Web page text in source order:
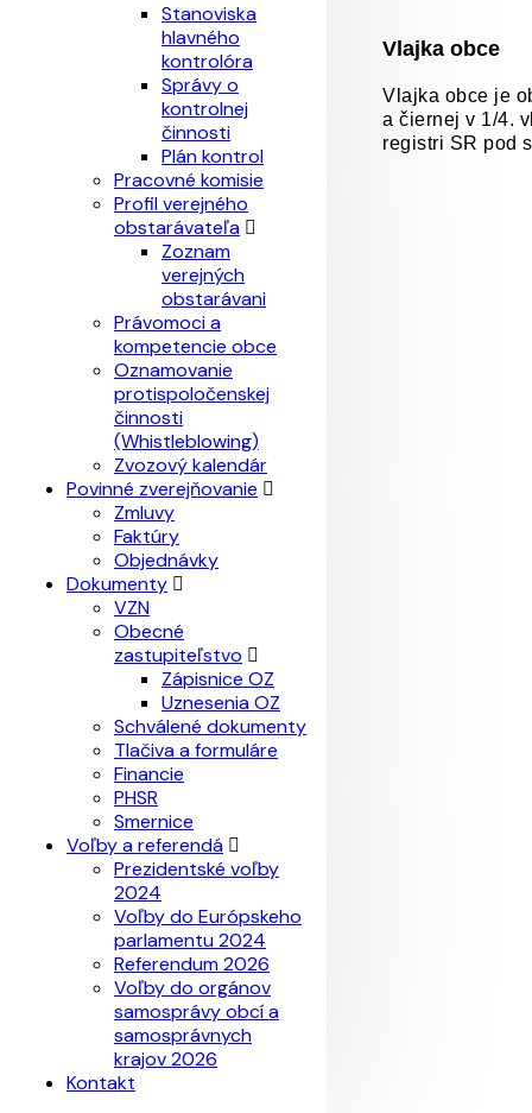
Vlajka obce
Vlajka obce je
a čiernej v 1/4.
registri SR pod
Stanoviska
hlavného
kontrolóra
Správy o
kontrolnej
činnosti
Plán kontrol
Pracovné komisie
Profil verejného
obstarávateľa
Zoznam
verejných
obstarávani
Právomoci a
kompetencie obce
Oznamovanie
protispoločenskej
činnosti
(Whistleblowing)
Zvozový kalendár
Povinné zverejňovanie
Zmluvy
Faktúry
Objednávky
Dokumenty
VZN
Obecné
zastupiteľstvo
Zápisnice OZ
Uznesenia OZ
Schválené dokumenty
Tlačiva a formuláre
Financie
PHSR
Smernice
Voľby a referendá
Prezidentské voľby
2024
Voľby do Európskeho
parlamentu 2024
Referendum 2026
Voľby do orgánov
samosprávy obcí a
samosprávnych
krajov 2026
Kontakt